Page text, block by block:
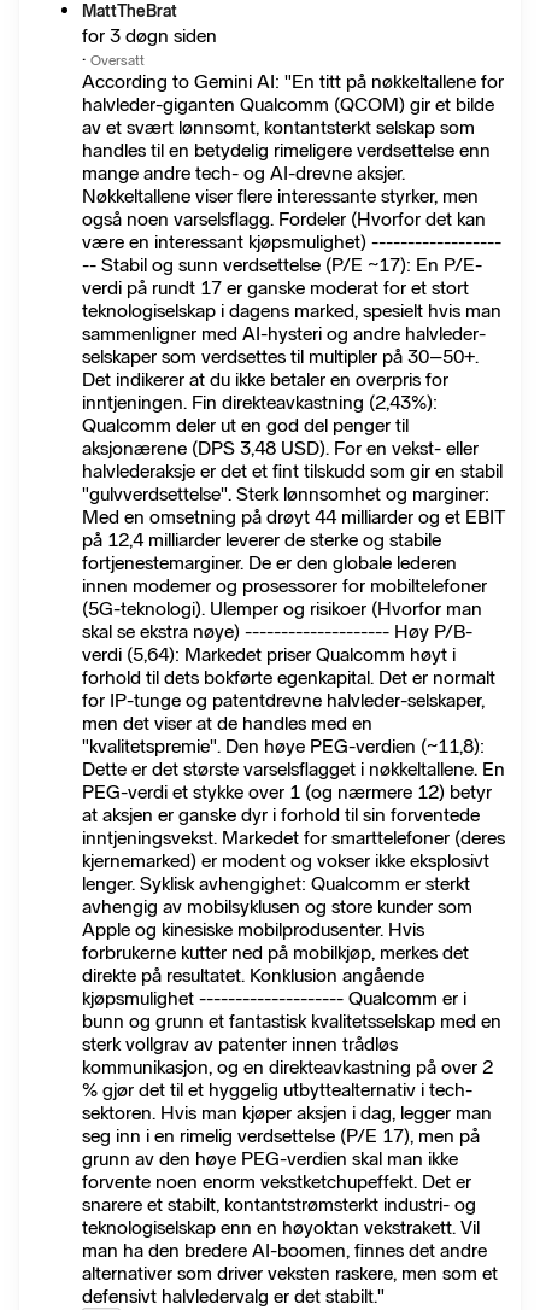
MattTheBrat
for 3 døgn siden
· Oversatt
According to Gemini AI: "En titt på nøkkeltallene for
halvleder-giganten Qualcomm (QCOM) gir et bilde
av et svært lønnsomt, kontantsterkt selskap som
handles til en betydelig rimeligere verdsettelse enn
mange andre tech- og AI-drevne aksjer.
Nøkkeltallene viser flere interessante styrker, men
også noen varselsflagg. Fordeler (Hvorfor det kan
være en interessant kjøpsmulighet) ------------------
-- Stabil og sunn verdsettelse (P/E ~17): En P/E-
verdi på rundt 17 er ganske moderat for et stort
teknologiselskap i dagens marked, spesielt hvis man
sammenligner med AI-hysteri og andre halvleder-
selskaper som verdsettes til multipler på 30–50+.
Det indikerer at du ikke betaler en overpris for
inntjeningen. Fin direkteavkastning (2,43%):
Qualcomm deler ut en god del penger til
aksjonærene (DPS 3,48 USD). For en vekst- eller
halvlederaksje er det et fint tilskudd som gir en stabil
"gulvverdsettelse". Sterk lønnsomhet og marginer:
Med en omsetning på drøyt 44 milliarder og et EBIT
på 12,4 milliarder leverer de sterke og stabile
fortjenestemarginer. De er den globale lederen
innen modemer og prosessorer for mobiltelefoner
(5G-teknologi). Ulemper og risikoer (Hvorfor man
skal se ekstra nøye) -------------------- Høy P/B-
verdi (5,64): Markedet priser Qualcomm høyt i
forhold til dets bokførte egenkapital. Det er normalt
for IP-tunge og patentdrevne halvleder-selskaper,
men det viser at de handles med en
"kvalitetspremie". Den høye PEG-verdien (~11,8):
Dette er det største varselsflagget i nøkkeltallene. En
PEG-verdi et stykke over 1 (og nærmere 12) betyr
at aksjen er ganske dyr i forhold til sin forventede
inntjeningsvekst. Markedet for smarttelefoner (deres
kjernemarked) er modent og vokser ikke eksplosivt
lenger. Syklisk avhengighet: Qualcomm er sterkt
avhengig av mobilsyklusen og store kunder som
Apple og kinesiske mobilprodusenter. Hvis
forbrukerne kutter ned på mobilkjøp, merkes det
direkte på resultatet. Konklusion angående
kjøpsmulighet -------------------- Qualcomm er i
bunn og grunn et fantastisk kvalitetsselskap med en
sterk vollgrav av patenter innen trådløs
kommunikasjon, og en direkteavkastning på over 2
% gjør det til et hyggelig utbyttealternativ i tech-
sektoren. Hvis man kjøper aksjen i dag, legger man
seg inn i en rimelig verdsettelse (P/E 17), men på
grunn av den høye PEG-verdien skal man ikke
forvente noen enorm vekstketchupeffekt. Det er
snarere et stabilt, kontantstrømsterkt industri- og
teknologiselskap enn en høyoktan vekstrakett. Vil
man ha den bredere AI-boomen, finnes det andre
alternativer som driver veksten raskere, men som et
defensivt halvledervalg er det stabilt."